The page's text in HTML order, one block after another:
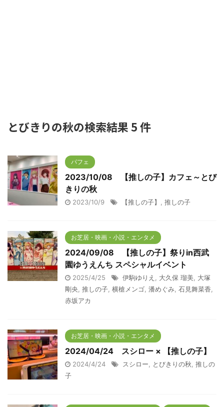
とびきりの秋の検索結果 5 件
パフェ
2023/10/08 【推しの子】カフェ～とび
きりの秋
2023/10/9 【推しの子】 推しの子
お芝居・映画・小説・エンタメ
2024/09/08 【推しの子】祭りin西武
園ゆうえんち スペシャルイベント
2025/4/25 伊駒ゆりえ 大久保 瑠美
大塚
剛央 推しの子 横槍メンゴ 潘めぐみ 石見舞菜香
赤坂アカ
お芝居・映画・小説・エンタメ
2024/04/24 スシロー × 【推しの子】
2024/4/24 スシロー とびきりの秋 推しの
子